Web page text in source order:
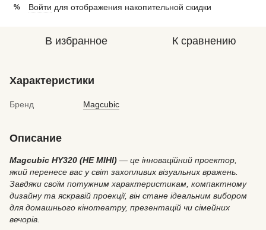
% Войти для отображения накопительной скидки
В избранное К сравнению
Характеристики
Бренд Magcubic
Описание
Magcubic HY320 (НЕ МІНІ) — це інноваційний проектор,
який перенесе вас у світ захопливих візуальних вражень.
Завдяки своїм потужним характеристикам, компактному
дизайну та яскравій проекції, він стане ідеальним вибором
для домашнього кінотеатру, презентацій чи сімейних
вечорів.